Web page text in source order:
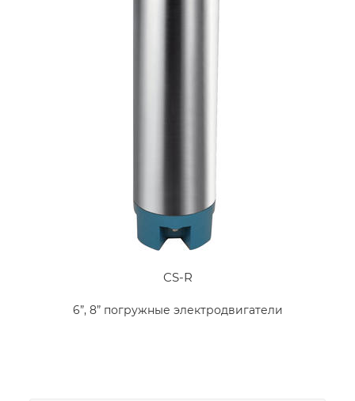
CS-R
6”, 8” погружные электродвигатели